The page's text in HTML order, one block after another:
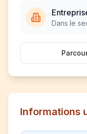
Dans le
Informations